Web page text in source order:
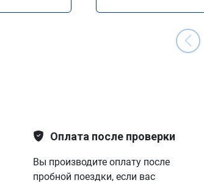
Оплата после проверки
Вы производите оплату после
пробной поездки, если вас